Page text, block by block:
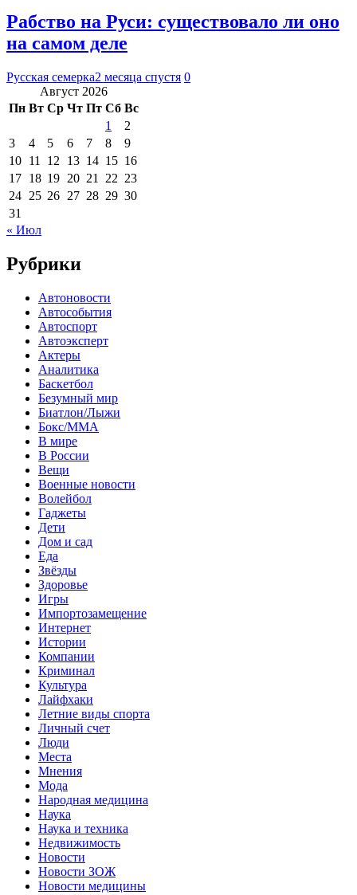
Рабство на Руси: существовало ли оно
на самом деле
Русская семерка2 месяца спустя 0
Август 2026
Пн Вт Ср Чт Пт Сб Вс
1
2
3
4 5 6 7 8
9
10 11 12 13 14 15 16
17 18 19 20 21 22 23
24 25 26 27 28 29 30
31
« Июл
Рубрики
Автоновости
Автособытия
Автоспорт
Автоэксперт
Актеры
Аналитика
Баскетбол
Безумный мир
Биатлон/Лыжи
Бокс/MMA
В мире
В России
Вещи
Военные новости
Волейбол
Гаджеты
Дети
Дом и сад
Еда
Звёзды
Здоровье
Игры
Импортозамещение
Интернет
Истории
Компании
Криминал
Культура
Лайфхаки
Летние виды спорта
Личный счет
Люди
Места
Мнения
Мода
Народная медицина
Наука
Наука и техника
Недвижимость
Новости
Новости ЗОЖ
Новости медицины